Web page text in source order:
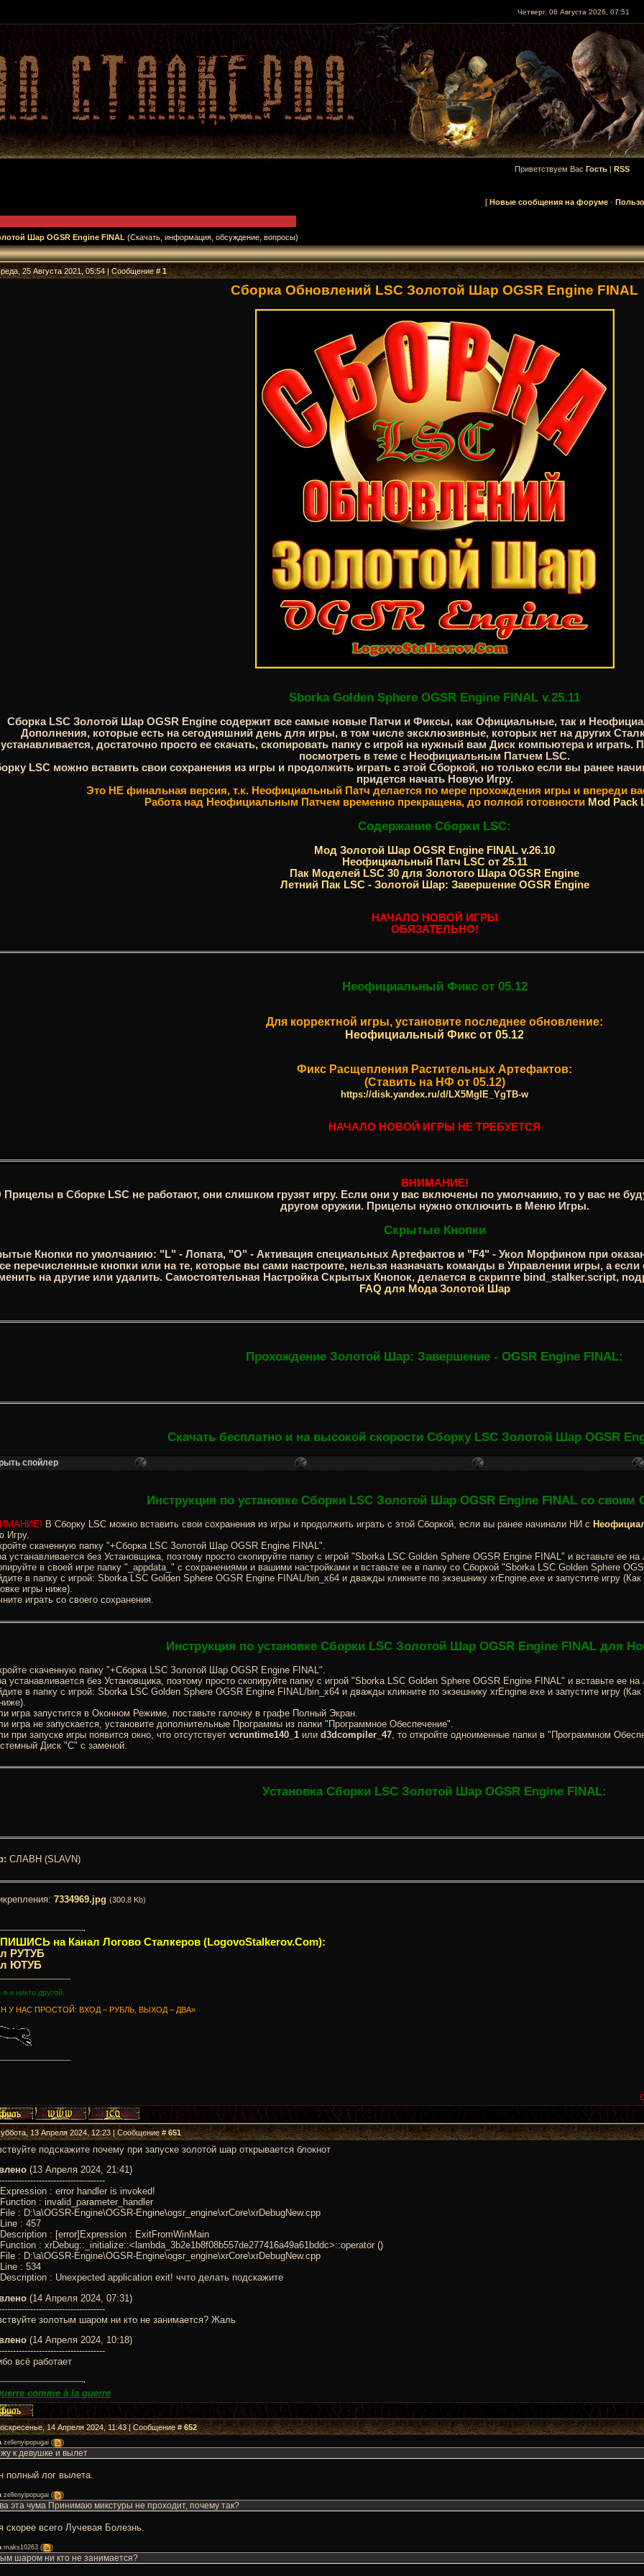
Четверг, 06 Августа 2026, 07:51
Приветствуем Вас Гость | RSS
[ Новые сообщения на форуме ·
Шар OGSR Engine FINAL (Скачать, информация, обсуждение, вопросы)
25 Августа 2021, 05:54 | Сообщение #1
Сборка Обновлений LSC Золотой Шар OGSR Engine FINAL
Sborka Golden Sphere OGSR Engine FINAL v.25.11
Сборка LSC Золотой Шар OGSR Engine содержит все самые новые Патчи и Фиксы, как Официальные, так и
Дополнения, которые есть на сегодняшний день для игры, в том числе эксклюзивные, которых нет на других
устанавливается, достаточно просто ее скачать, скопировать папку с игрой на нужный вам Диск компьютера и
посмотреть в теме с Неофициальным Патчем LSC.
LSC можно вставить свои сохранения из игры и продолжить играть с этой Сборкой, но только если вы ранее
придется начать Новую Игру.
Это НЕ финальная версия, т.к. Неофициальный Патч делается по мере прохождения игры и впереди
Работа над Неофициальным Патчем временно прекращена, до полной готовности Mod Pack
Содержание Сборки LSC:
Мод Золотой Шар OGSR Engine FINAL v.26.10
Неофициальный Патч LSC от 25.11
Пак Моделей LSC 30 для Золотого Шара OGSR Engine
Летний Пак LSC - Золотой Шар: Завершение OGSR Engine
НАЧАЛО НОВОЙ ИГРЫ
ОБЯЗАТЕЛЬНО!
Неофициальный Фикс от 05.12
Для корректной игры, установите последнее обновление:
Неофициальный Фикс от 05.12
Фикс Расщепления Растительных Артефактов:
(Ставить на НФ от 05.12)
https://disk.yandex.ru/d/LX5MgIE_YgTB-w
НАЧАЛО НОВОЙ ИГРЫ НЕ ТРЕБУЕТСЯ
ВНИМАНИЕ!
Прицелы в Сборке LSC не работают, они слишком грузят игру. Если они у вас включены по умолчанию, то у вас не
другом оружии. Прицелы нужно отключить в Меню Игры.
Скрытые Кнопки
Кнопки по умолчанию: "L" - Лопата, "O" - Активация специальных Артефактов и "F4" - Укол Морфином при
перечисленные кнопки или на те, которые вы сами настроите, нельзя назначать команды в Управлении игры, а
на другие или удалить. Самостоятельная Настройка Скрытых Кнопок, делается в скрипте bind_stalker.script,
FAQ для Мода Золотой Шар
Прохождение Золотой Шар: Завершение - OGSR Engine FINAL:
Скачать бесплатно и на высокой скорости Сборку LSC Золотой Шар OGSR
Инструкция по установке Сборки LSC Золотой Шар OGSR Engine FINAL со своим
В Сборку LSC можно вставить свои сохранения из игры и продолжить играть с этой Сборкой, если вы ранее начинали НИ с
Игру.
скаченную папку "+Сборка LSC Золотой Шар OGSR Engine FINAL".
устанавливается без Установщика, поэтому просто скопируйте папку с игрой "Sborka LSC Golden Sphere OGSR Engine FINAL" и вставьте ее
в своей игре папку "_appdata_" с сохранениями и вашими настройками и вставьте ее в папку со Сборкой "Sborka LSC Golden Sphere
в папку с игрой: Sborka LSC Golden Sphere OGSR Engine FINAL/bin_x64 и дважды кликните по экзешнику xrEngine.exe и запустите игру
игры ниже).
играть со своего сохранения.
Инструкция по установке Сборки LSC Золотой Шар OGSR Engine FINAL для
скаченную папку "+Сборка LSC Золотой Шар OGSR Engine FINAL".
устанавливается без Установщика, поэтому просто скопируйте папку с игрой "Sborka LSC Golden Sphere OGSR Engine FINAL" и вставьте ее
в папку с игрой: Sborka LSC Golden Sphere OGSR Engine FINAL/bin_x64 и дважды кликните по экзешнику xrEngine.exe и запустите игру
игра запустится в Оконном Режиме, поставьте галочку в графе Полный Экран.
игра не запускается, установите дополнительные Программы из папки "Программное Обеспечение".
при запуске игры появится окно, что отсутствует vcruntime140_1 или d3dcompiler_47 , то откройте одноименные папки в "Программном
Диск "С" с заменой.
Установка Сборки LSC Золотой Шар OGSR Engine FINAL:
СЛАВН (SLAVN)
7334969.jpg (300.8 Kb)
на Канал Логово Сталкеров (LogovoStalkerov.Com):
РУТУБ
ЮТУБ
и никто другой.
У НАС ПРОСТОЙ: ВХОД – РУБЛЬ, ВЫХОД – ДВА»
13 Апреля 2024, 12:23 | Сообщение #651
подскажите почему при запуске золотой шар открывается блокнот
(13 Апреля 2024, 21:41)
: error handler is invoked!
: invalid_parameter_handler
: D:\a\OGSR-Engine\OGSR-Engine\ogsr_engine\xrCore\xrDebugNew.cpp
: 457
: [error]Expression : ExitFromWinMain
: xrDebug::_initialize::<lambda_3b2e1b8f08b557de277416a49a61bddc>::operator ()
: D:\a\OGSR-Engine\OGSR-Engine\ogsr_engine\xrCore\xrDebugNew.cpp
: 534
: Unexpected application exit! ччто делать подскажите
(14 Апреля 2024, 07:31)
золотым шаром ни кто не занимается? Жаль
(14 Апреля 2024, 10:18)
всё работает
comme à la guerre
14 Апреля 2024, 11:43 | Сообщение #652
zellenyipopugai ( )
к девушке и вылет
полный лог вылета.
zellenyipopugai ( )
эта чума Принимаю микстуры не проходит, почему так?
скорее всего Лучевая Болезнь.
maks10263 ( )
шаром ни кто не занимается?